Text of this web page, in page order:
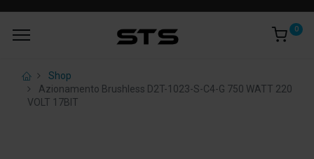
0
Shop
Azionamento Brushless D2T-1023-S-C4-G 750 WATT 220
VOLT 17BIT